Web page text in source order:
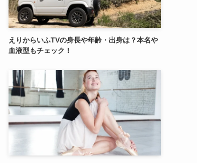
えりからいふTVの身長や年齢・出身は？本名や
血液型もチェック！